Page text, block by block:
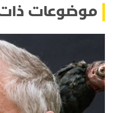
موضوعات